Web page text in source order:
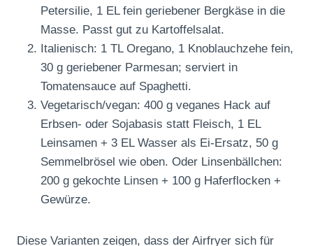
Petersilie, 1 EL fein geriebener Bergkäse in die
Masse. Passt gut zu Kartoffelsalat.
Italienisch: 1 TL Oregano, 1 Knoblauchzehe fein,
30 g geriebener Parmesan; serviert in
Tomatensauce auf Spaghetti.
Vegetarisch/vegan: 400 g veganes Hack auf
Erbsen- oder Sojabasis statt Fleisch, 1 EL
Leinsamen + 3 EL Wasser als Ei-Ersatz, 50 g
Semmelbrösel wie oben. Oder Linsenbällchen:
200 g gekochte Linsen + 100 g Haferflocken +
Gewürze.
Diese Varianten zeigen, dass der Airfryer sich für